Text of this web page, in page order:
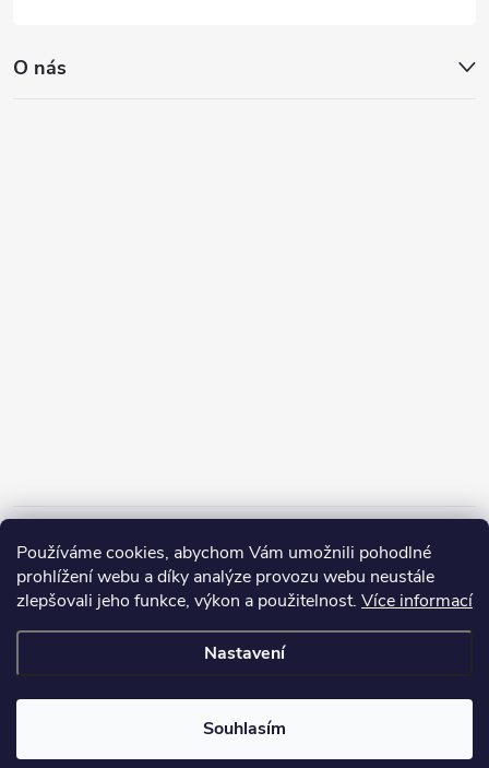
Používáme cookies, abychom Vám umožnili pohodlné
prohlížení webu a díky analýze provozu webu neustále
zlepšovali jeho funkce, výkon a použitelnost. Více informací
Nastavení
Souhlasím
O nás
Copyright 2026ZERP Rybářské potřeby. Všechna práva vyhrazena.